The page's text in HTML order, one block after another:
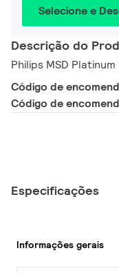
Selecione e
Descrição do
Philips MSD Platinum
Código de
Código de
Especificações
Informações gerais